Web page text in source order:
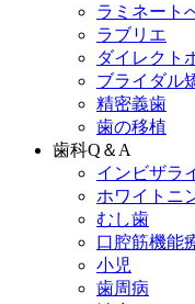
ラミネート
ラブリエ
ダイレクト
ブライダル
精密義歯
歯の移植
歯科Q＆A
インビザラ
ホワイトニ
むし歯
口腔筋機能
小児
歯周病